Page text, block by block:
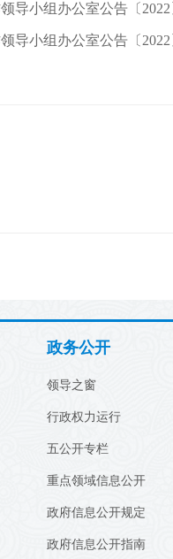
导小组办公室公告〔2022
导小组办公室公告〔2022
政务公开
领导之窗
行政权力运行
五公开专栏
重点领域信息公开
政府信息公开规定
政府信息公开指南